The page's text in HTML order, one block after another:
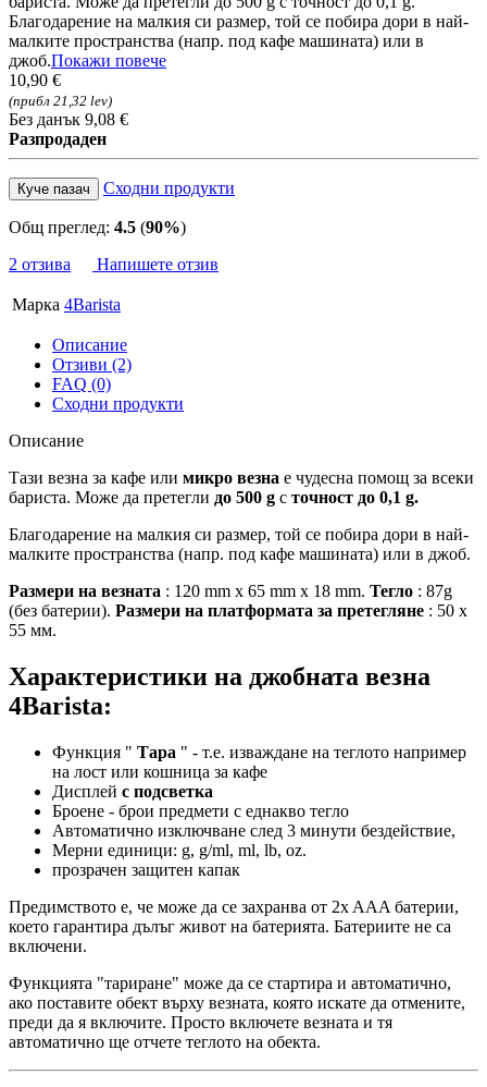
Благодарение на малкия си размер, той се побира дори в най-
малките пространства (напр. под кафе машината) или в
джоб.Покажи повече
10,90 €
(прибл 21,32 lev)
Без данък 9,08 €
Разпродаден
Куче пазач Сходни продукти
Общ преглед: 4.5 (90%)
2 отзива
Напишете отзив
Марка 4Barista
Описание
Отзиви (2)
FAQ (0)
Сходни продукти
Описание
Тази везна за кафе или микро везна е чудесна помощ за всеки
бариста. Може да претегли до 500 g с точност до 0,1 g.
Благодарение на малкия си размер, той се побира дори в най-
малките пространства (напр. под кафе машината) или в джоб.
Размери на везната : 120 mm x 65 mm x 18 mm. Тегло : 87g
(без батерии). Размери на платформата за претегляне : 50 x
55 мм.
Характеристики на джобната везна
4Barista:
Функция " Тара " - т.е. изваждане на теглото например
на лост или кошница за кафе
Дисплей с подсветка
Броене - брои предмети с еднакво тегло
Автоматично изключване след 3 минути бездействие,
Мерни единици: g, g/ml, ml, lb, oz.
прозрачен защитен капак
Предимството е, че може да се захранва от 2x AAA батерии,
което гарантира дълъг живот на батерията. Батериите не са
включени.
Функцията "тариране" може да се стартира и автоматично,
ако поставите обект върху везната, която искате да отмените,
преди да я включите. Просто включете везната и тя
автоматично ще отчете теглото на обекта.